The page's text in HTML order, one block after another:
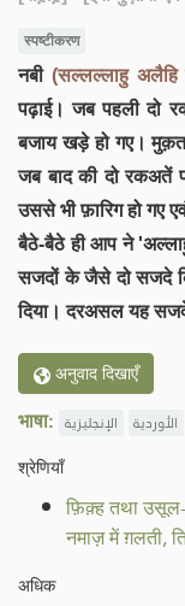
स्पष्टीकरण
नबी (सल्लल्लाहु
पढ़ाई। जब पहली दो
बजाय खड़े हो गए।
जब बाद की दो
उससे भी फ़ारिग हो गए
बैठे-बैठे ही आप ने
सजदों के जैसे दो सजदे
दिया। दरअसल यह
अनुवाद दिखाएँ
भाषा: الإنجليزية الأوردية
श्रेणियाँ
फ़िक़्ह तथा
नमाज़ में ग़लती,
अधिक